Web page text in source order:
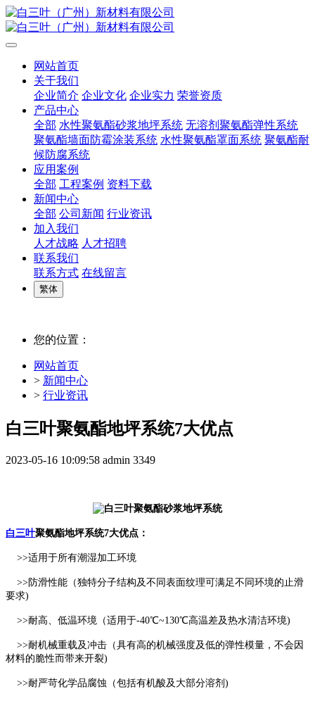
网站首页
关于我们
企业简介 企业文化 企业实力 荣誉资质
产品中心
全部 水性聚氨酯砂浆地坪系统 无溶剂聚氨酯弹性系统
聚氨酯墙面防霉涂装系统 水性聚氨酯罩面系统 聚氨酯耐
候防腐系统
应用案例
全部 工程案例 资料下载
新闻中心
全部 公司新闻 行业资讯
加入我们
人才战略 人才招聘
联系我们
联系方式 在线留言
繁体
您的位置：
网站首页
> 新闻中心
> 行业资讯
白三叶聚氨酯地坪系统7大优点
2023-05-16 10:09:58 admin 3349
白三叶聚氨酯地坪系统7大优点：
>>适用于所有潮湿加工环境
>>防滑性能（独特分子结构及不同表面纹理可满足不同环境的止滑
要求)
>>耐高、低温环境（适用于-40℃~130℃高温差及热水清洁环境)
>>耐机械重载及冲击（具有高的机械强度及低的弹性模量，不会因
材料的脆性而带来开裂)
>>耐严苛化学品腐蚀（包括有机酸及大部分溶剂)